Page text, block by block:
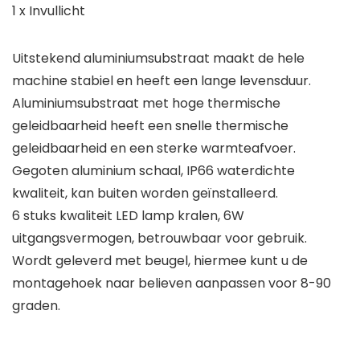
1 x Invullicht
Uitstekend aluminiumsubstraat maakt de hele
machine stabiel en heeft een lange levensduur.
Aluminiumsubstraat met hoge thermische
geleidbaarheid heeft een snelle thermische
geleidbaarheid en een sterke warmteafvoer.
Gegoten aluminium schaal, IP66 waterdichte
kwaliteit, kan buiten worden geïnstalleerd.
6 stuks kwaliteit LED lamp kralen, 6W
uitgangsvermogen, betrouwbaar voor gebruik.
Wordt geleverd met beugel, hiermee kunt u de
montagehoek naar believen aanpassen voor 8-90
graden.